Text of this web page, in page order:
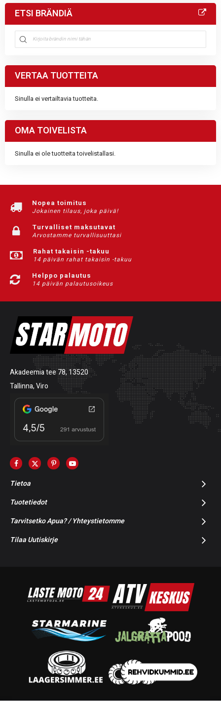
ETSI BRÄNDIÄ
VERTAA TUOTTEITA
Sinulla ei vertailtavia tuotteita.
OMA TOIVELISTA
Sinulla ei ole tuotteita toivelistallasi.
Nopea toimitus
Jokainen tilaus, joka päivä!
Turvalliset maksutavat
Arvostamme turvallisuuttasi
Rahat takaisin -takuu
14 päivän rahat takaisin -takuu
Helppo palautus
14 päivän palautusoikeus
Akadeemia tee 78, 13520
Tallinna, Viro
Tietoa
Tuotetiedot
Tarvitsetko Apua? / Yhteystietomme
Tilaa Uutiskirje